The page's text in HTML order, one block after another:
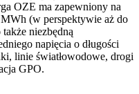
OZE ma zapewniony na
(w perspektywie aż do
niezbędną
napięcia o długości
linie światłowodowe, drogi
GPO.